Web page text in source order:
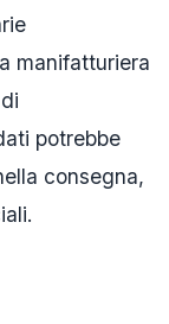
manifatturiera
potrebbe
consegna,